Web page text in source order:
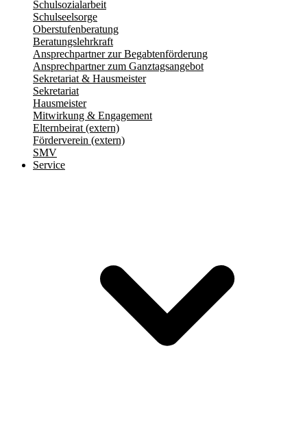
Schulsozialarbeit
Schulseelsorge
Oberstufenberatung
Beratungslehrkraft
Ansprechpartner zur Begabtenförderung
Ansprechpartner zum Ganztagsangebot
Sekretariat & Hausmeister
Sekretariat
Hausmeister
Mitwirkung & Engagement
Elternbeirat (extern)
Förderverein (extern)
SMV
Service